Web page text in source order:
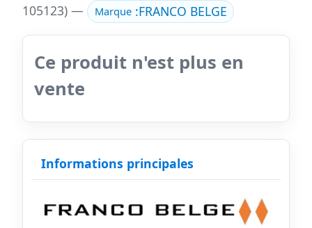
105123) —
Marque:FRANCO BELGE
Ce produit n'est plus en
vente
Informations principales